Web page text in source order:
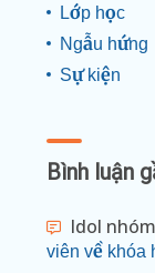
Lớp học
Ngẫu hứng
Sự kiện
Bình luận
Idol
viên về khóa